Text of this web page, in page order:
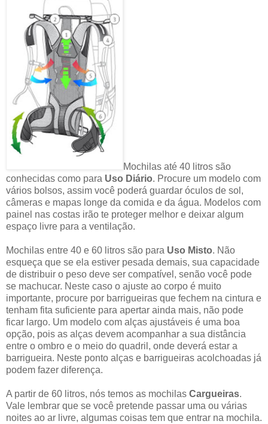
Mochilas até 40 litros são
conhecidas como para Uso Diário. Procure um modelo com
vários bolsos, assim você poderá guardar óculos de sol,
câmeras e mapas longe da comida e da água. Modelos com
painel nas costas irão te proteger melhor e deixar algum
espaço livre para a ventilação.
Mochilas entre 40 e 60 litros são para Uso Misto. Não
esqueça que se ela estiver pesada demais, sua capacidade
de distribuir o peso deve ser compatível, senão você pode
se machucar. Neste caso o ajuste ao corpo é muito
importante, procure por barrigueiras que fechem na cintura e
tenham fita suficiente para apertar ainda mais, não pode
ficar largo. Um modelo com alças ajustáveis é uma boa
opção, pois as alças devem acompanhar a sua distância
entre o ombro e o meio do quadril, onde deverá estar a
barrigueira. Neste ponto alças e barrigueiras acolchoadas já
podem fazer diferença.
A partir de 60 litros, nós temos as mochilas Cargueiras.
Vale lembrar que se você pretende passar uma ou várias
noites ao ar livre, algumas coisas tem que entrar na mochila.